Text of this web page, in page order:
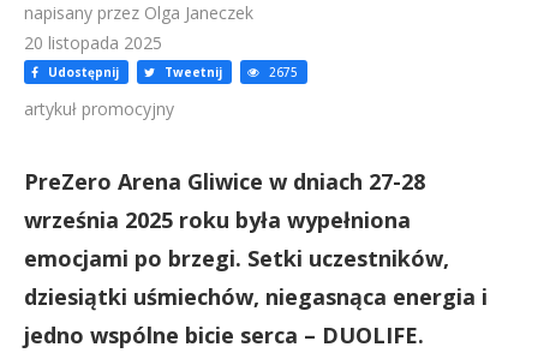
napisany przez Olga Janeczek
20 listopada 2025
Udostępnij Tweetnij 2675
artykuł promocyjny
PreZero Arena Gliwice w dniach 27-28
września 2025 roku była wypełniona
emocjami po brzegi. Setki uczestników,
dziesiątki uśmiechów, niegasnąca energia i
jedno wspólne bicie serca – DUOLIFE.